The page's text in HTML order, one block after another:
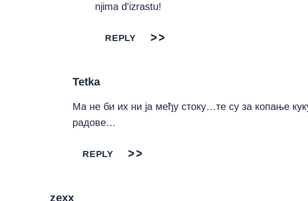
njima d'izrastu!
REPLY
Tetka
Ма не би их ни ја међу стоку…те су за копање
радове…
REPLY
zexx